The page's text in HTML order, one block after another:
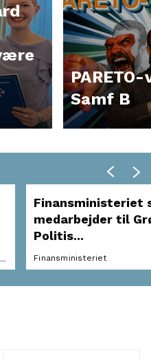
Samf B
Finansministeriet
medarbejder til
Politis...
Finansministeriet